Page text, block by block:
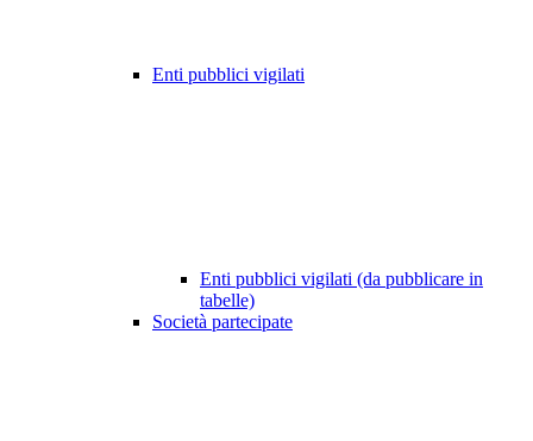
Enti pubblici vigilati
Enti pubblici vigilati (da pubblicare in
tabelle)
Società partecipate